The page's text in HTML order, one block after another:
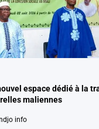
espace dédié à la
maliennes
info